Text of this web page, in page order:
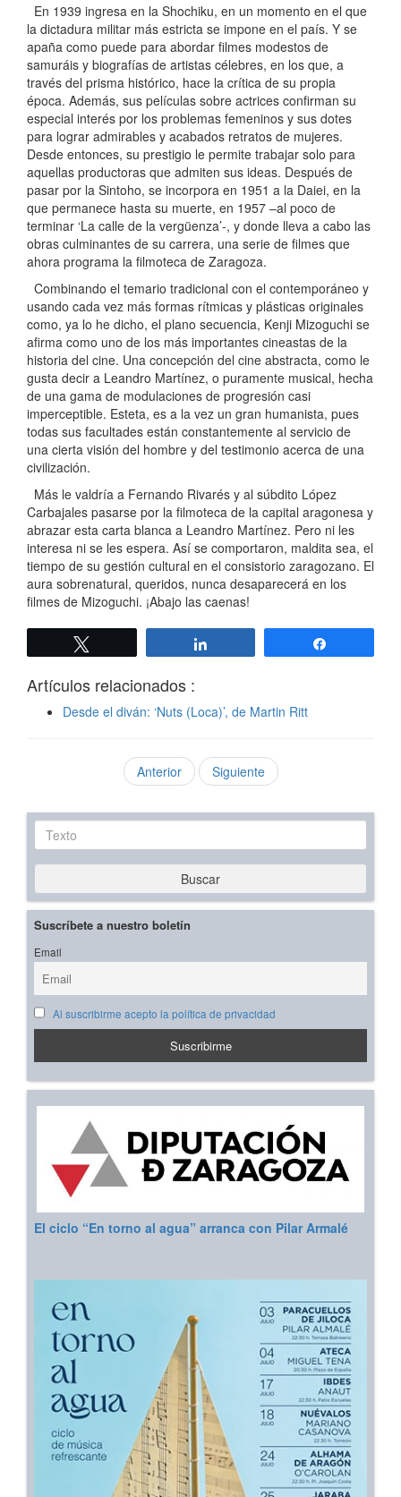
En 1939 ingresa en la Shochiku, en un momento en el que
la dictadura militar más estricta se impone en el país. Y se
apaña como puede para abordar filmes modestos de
samuráis y biografías de artistas célebres, en los que, a
través del prisma histórico, hace la crítica de su propia
época. Además, sus películas sobre actrices confirman su
especial interés por los problemas femeninos y sus dotes
para lograr admirables y acabados retratos de mujeres.
Desde entonces, su prestigio le permite trabajar solo para
aquellas productoras que admiten sus ideas. Después de
pasar por la Sintoho, se incorpora en 1951 a la Daiei, en la
que permanece hasta su muerte, en 1957 –al poco de
terminar ‘La calle de la vergüenza’-, y donde lleva a cabo las
obras culminantes de su carrera, una serie de filmes que
ahora programa la filmoteca de Zaragoza.
Combinando el temario tradicional con el contemporáneo y
usando cada vez más formas rítmicas y plásticas originales
como, ya lo he dicho, el plano secuencia, Kenji Mizoguchi se
afirma como uno de los más importantes cineastas de la
historia del cine. Una concepción del cine abstracta, como le
gusta decir a Leandro Martínez, o puramente musical, hecha
de una gama de modulaciones de progresión casi
imperceptible. Esteta, es a la vez un gran humanista, pues
todas sus facultades están constantemente al servicio de
una cierta visión del hombre y del testimonio acerca de una
civilización.
Más le valdría a Fernando Rivarés y al súbdito López
Carbajales pasarse por la filmoteca de la capital aragonesa y
abrazar esta carta blanca a Leandro Martínez. Pero ni les
interesa ni se les espera. Así se comportaron, maldita sea, el
tiempo de su gestión cultural en el consistorio zaragozano. El
aura sobrenatural, queridos, nunca desaparecerá en los
filmes de Mizoguchi. ¡Abajo las caenas!
Artículos relacionados :
Desde el diván: ‘Nuts (Loca)’, de Martin Ritt
Anterior Siguiente
Texto
Buscar
Suscríbete a nuestro boletín
Email
Al suscribirme acepto la política de privacidad
El ciclo “En torno al agua” arranca con Pilar Armalé